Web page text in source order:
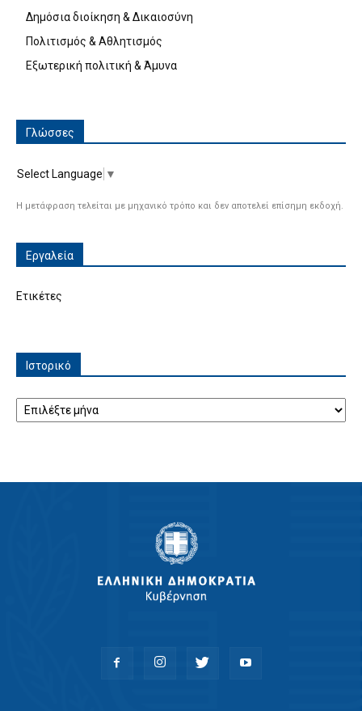
Δημόσια διοίκηση & Δικαιοσύνη
Πολιτισμός & Αθλητισμός
Εξωτερική πολιτική & Άμυνα
Γλώσσες
Select Language ▼
Η μετάφραση τελείται με μηχανικό τρόπο και δεν αποτελεί επίσημη εκδοχή.
Εργαλεία
Ετικέτες
Ιστορικό